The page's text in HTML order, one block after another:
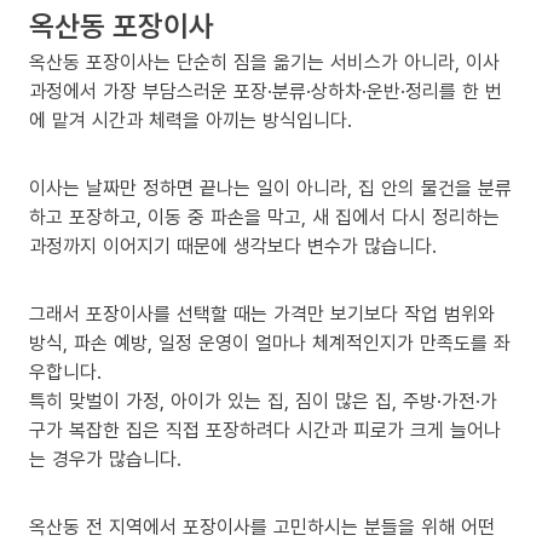
옥산동 포장이사
옥산동 포장이사는 단순히 짐을 옮기는 서비스가 아니라, 이사
과정에서 가장 부담스러운 포장·분류·상하차·운반·정리를 한 번
에 맡겨 시간과 체력을 아끼는 방식입니다.
이사는 날짜만 정하면 끝나는 일이 아니라, 집 안의 물건을 분류
하고 포장하고, 이동 중 파손을 막고, 새 집에서 다시 정리하는
과정까지 이어지기 때문에 생각보다 변수가 많습니다.
그래서 포장이사를 선택할 때는 가격만 보기보다 작업 범위와
방식, 파손 예방, 일정 운영이 얼마나 체계적인지가 만족도를 좌
우합니다.
특히 맞벌이 가정, 아이가 있는 집, 짐이 많은 집, 주방·가전·가
구가 복잡한 집은 직접 포장하려다 시간과 피로가 크게 늘어나
는 경우가 많습니다.
옥산동 전 지역에서 포장이사를 고민하시는 분들을 위해 어떤